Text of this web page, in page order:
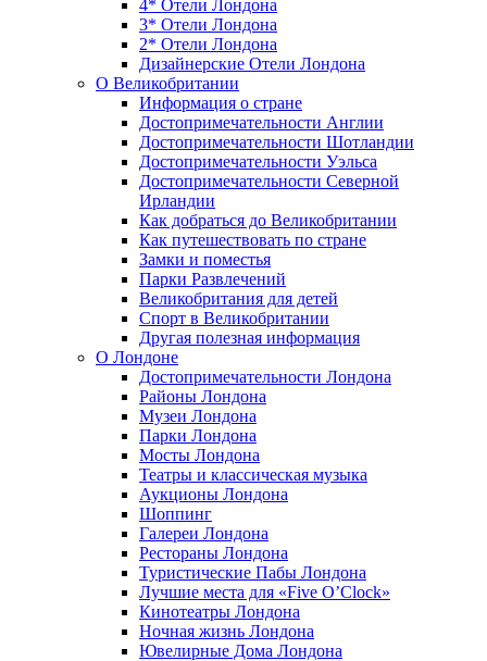
4* Отели Лондона
3* Отели Лондона
2* Отели Лондона
Дизайнерские Отели Лондона
О Великобритании
Информация о стране
Достопримечательности Англии
Достопримечательности Шотландии
Достопримечательности Уэльса
Достопримечательности Северной
Ирландии
Как добраться до Великобритании
Как путешествовать по стране
Замки и поместья
Парки Развлечений
Великобритания для детей
Спорт в Великобритании
Другая полезная информация
О Лондоне
Достопримечательности Лондона
Районы Лондона
Музеи Лондона
Парки Лондона
Мосты Лондона
Театры и классическая музыка
Аукционы Лондона
Шоппинг
Галереи Лондона
Рестораны Лондона
Туристические Пабы Лондона
Лучшие места для «Five O’Clock»
Кинотеатры Лондона
Ночная жизнь Лондона
Ювелирные Дома Лондона